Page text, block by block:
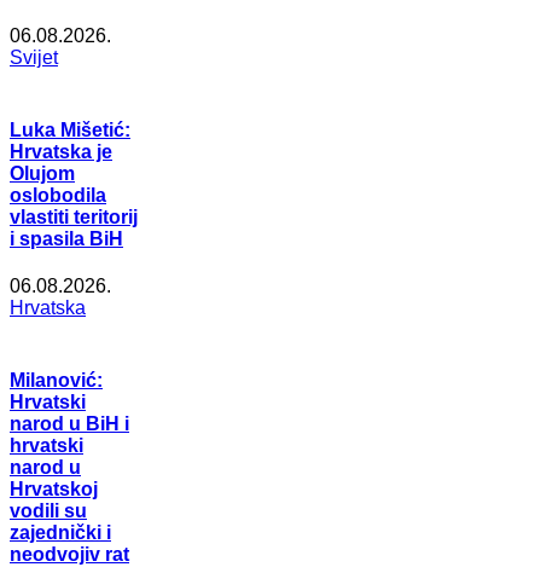
06.08.2026.
Svijet
Luka Mišetić:
Hrvatska je
Olujom
oslobodila
vlastiti teritorij
i spasila BiH
06.08.2026.
Hrvatska
Milanović:
Hrvatski
narod u BiH i
hrvatski
narod u
Hrvatskoj
vodili su
zajednički i
neodvojiv rat